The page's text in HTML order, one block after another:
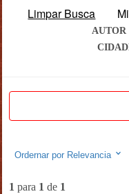
Limpar Busca
AUTOR
Ordernar por Relevancia
1 para 1 de 1